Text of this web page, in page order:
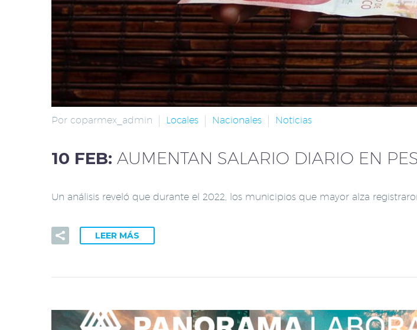
Por coparmex_admin Locales Nacionales Noticias
10 FEB: AUMENTAN SALARIO DIARIO EN
Un análisis reveló que durante el 2022, los municipios que mayor alza
LEER MÁS